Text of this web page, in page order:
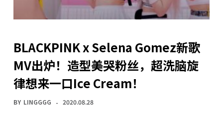
BLACKPINK x Selena Gomez新歌
MV出炉！造型美哭粉丝，超洗脑旋
律想来一口Ice Cream！
BY LINGGGG 2020.08.28